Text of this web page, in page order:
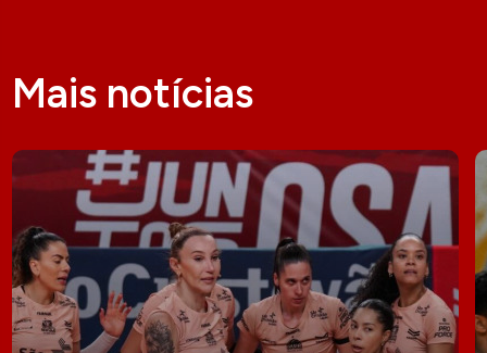
Mais notícias